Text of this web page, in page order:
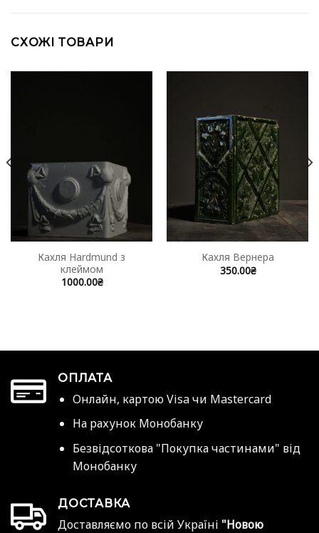
СХОЖІ ТОВАРИ
Кахля Hardmund з
клеймом
1000.00₴
Кахля Вернера
350.00₴
ОПЛАТА
Онлайн, картою Visa чи Mastercard
На рахунок Монобанку
Безвідсоткова "Покупка частинами" від
Монобанку
ДОСТАВКА
Доставляємо по всій Україні "Новою